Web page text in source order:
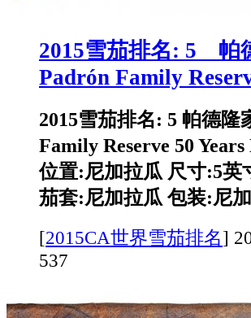
2015雪茄排名: 5 帕
Padrón Family
2015雪茄排名: 5 帕德隆
Family Reserve 50
位置:尼加拉瓜 尺寸:5英
茄套:尼加拉瓜 包装:尼
[2015CA世界雪茄排名]
537